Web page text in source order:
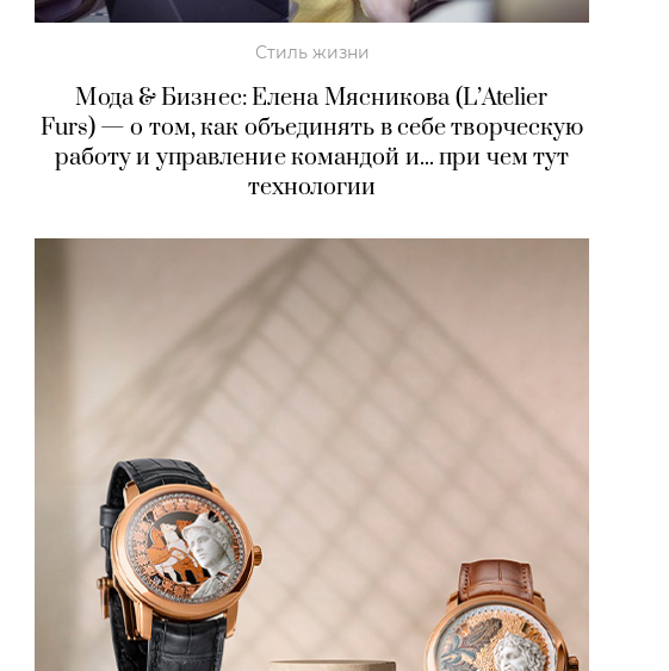
Стиль жизни
Мода & Бизнес: Елена Мясникова (L’Atelier
Furs) — о том, как объединять в себе творческую
работу и управление командой и... при чем тут
технологии